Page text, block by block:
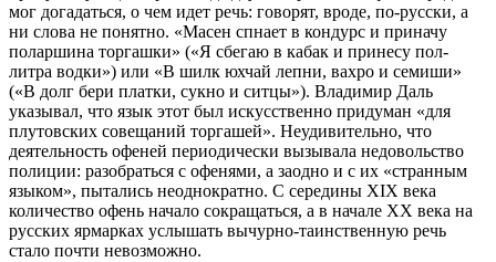
мог догадаться, о чем идет речь: говорят, вроде, по-русски, а
ни слова не понятно. «Масен спнает в кондурс и приначу
поларшина торгашки» («Я сбегаю в кабак и принесу пол-
литра водки») или «В шилк юхчай лепни, вахро и семиши»
(«В долг бери платки, сукно и ситцы»). Владимир Даль
указывал, что язык этот был искусственно придуман «для
плутовских совещаний торгашей». Неудивительно, что
деятельность офеней периодически вызывала недовольство
полиции: разобраться с офенями, а заодно и с их «странным
языком», пытались неоднократно. С середины XIX века
количество офень начало сокращаться, а в начале XX века на
русских ярмарках услышать вычурно-таинственную речь
стало почти невозможно.